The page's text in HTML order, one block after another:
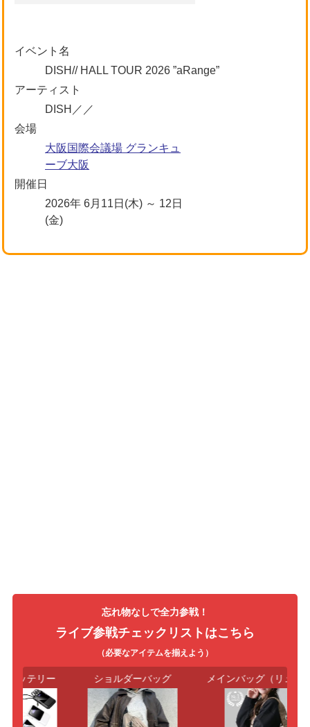
イベント名
DISH// HALL TOUR 2026 ”aRange”
アーティスト
DISH／／
会場
大阪国際会議場 グランキュ
ーブ大阪
開催日
2026年 6月11日(木) ～ 12日
(金)
忘れ物なしで全力参戦！
ライブ参戦チェックリストはこちら
（必要なアイテムを揃えよう）
ッテリー ショルダーバッグ メインバッグ（リュック